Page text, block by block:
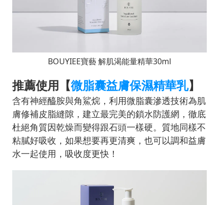
BOUYIEE寶藝 解肌渴能量精華30ml
推薦使用【微脂囊益膚保濕精華乳】
含有神經醯胺與角鯊烷，利用微脂囊滲透技術為肌
膚修補皮脂縫隙，建立最完美的鎖水防護網，徹底
杜絕角質因乾燥而變得跟石頭一樣硬。質地同樣不
粘膩好吸收，如果想要再更清爽，也可以調和益膚
水一起使用，吸收度更快！